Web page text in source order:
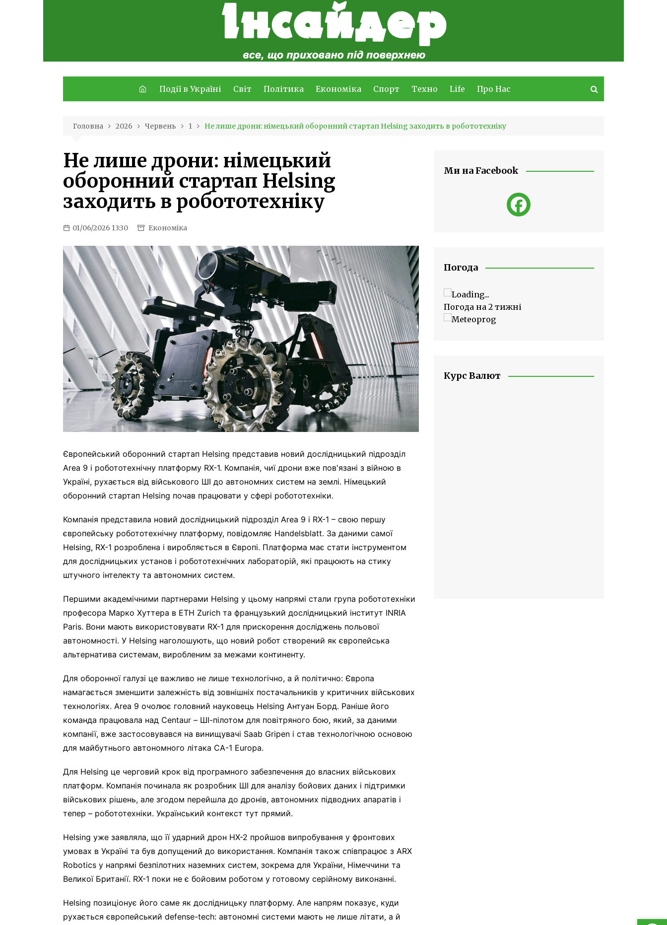
Події в Україні Світ Політика Економіка Спорт Техно Life Про Нас
Головна 2026 Червень 1 Не лише дрони: німецький оборонний стартап Helsing заходить в робототехніку
Не лише дрони: німецький
оборонний стартап Helsing
заходить в робототехніку
01/06/2026 13:30 Економіка
Європейський оборонний стартап Helsing представив новий дослідницький підрозділ
Area 9 і робототехнічну платформу RX-1. Компанія, чиї дрони вже пов'язані з війною в
Україні, рухається від військового ШІ до автономних систем на землі. Німецький
оборонний стартап Helsing почав працювати у сфері робототехніки.
Компанія представила новий дослідницький підрозділ Area 9 і RX-1 – свою першу
європейську робототехнічну платформу, повідомляє Handelsblatt. За даними самої
Helsing, RX-1 розроблена і виробляється в Європі. Платформа має стати інструментом
для дослідницьких установ і робототехнічних лабораторій, які працюють на стику
штучного інтелекту та автономних систем.
Першими академічними партнерами Helsing у цьому напрямі стали група робототехніки
професора Марко Хуттера в ETH Zurich та французький дослідницький інститут INRIA
Paris. Вони мають використовувати RX-1 для прискорення досліджень польової
автономності. У Helsing наголошують, що новий робот створений як європейська
альтернатива системам, виробленим за межами континенту.
Для оборонної галузі це важливо не лише технологічно, а й політично: Європа
намагається зменшити залежність від зовнішніх постачальників у критичних військових
технологіях. Area 9 очолює головний науковець Helsing Антуан Борд. Раніше його
команда працювала над Centaur – ШІ-пілотом для повітряного бою, який, за даними
компанії, вже застосовувався на винищувачі Saab Gripen і став технологічною основою
для майбутнього автономного літака CA-1 Europa.
Для Helsing це черговий крок від програмного забезпечення до власних військових
платформ. Компанія починала як розробник ШІ для аналізу бойових даних і підтримки
військових рішень, але згодом перейшла до дронів, автономних підводних апаратів і
тепер – робототехніки. Український контекст тут прямий.
Helsing уже заявляла, що її ударний дрон HX-2 пройшов випробування у фронтових
умовах в Україні та був допущений до використання. Компанія також співпрацює з ARX
Robotics у напрямі безпілотних наземних систем, зокрема для України, Німеччини та
Великої Британії. RX-1 поки не є бойовим роботом у готовому серійному виконанні.
Helsing позиціонує його саме як дослідницьку платформу. Але напрям показує, куди
рухається європейський defense-tech: автономні системи мають не лише літати, а й
Ми на Facebook
Погода
Погода на 2 тижні
Курс Валют